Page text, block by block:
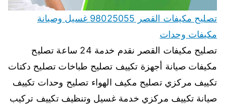
تصليح مكيفات القصر 98025055 غسيل وصيانة
مكيفات وحدات
تصليح مكيفات القصر نقدم خدمة 24 ساعة تصليح
مكيفات صيانة أجهزة تكييف تصليح طباخات تصليح دكتات
تكييف مركزي تصليح مكيف الهواء تصليح وحدات تكييف
صيانة تكييف مركزي خدمة غسيل وتنظيف تكييف تركيب